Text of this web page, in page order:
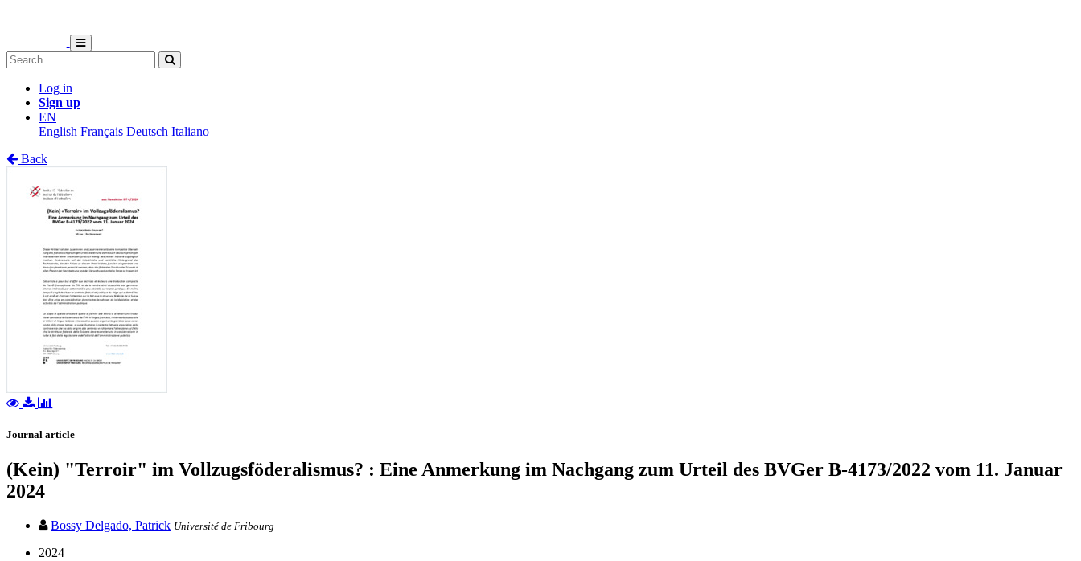
Log in
Sign up
EN
English Français Deutsch Italiano
Back
Journal article
(Kein) "Terroir" im Vollzugsföderalismus? : Eine Anmerkung im Nachgang zum Urteil des BVGer B-4173/2022 vom 11. Januar
2024
Bossy Delgado, Patrick Université de Fribourg
2024